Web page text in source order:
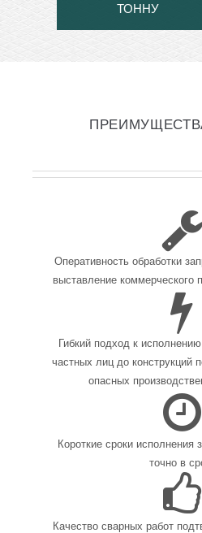
ТОННУ
Оперативность обработки
выставление коммерческого
Гибкий подход к
частных лиц до конструкций
опасных
Короткие сроки исполнения
точно в
Качество сварных работ